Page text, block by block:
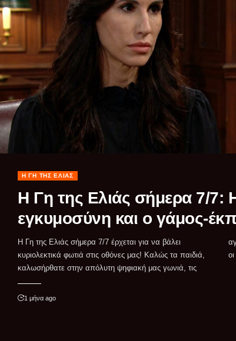
Η ΓΗ ΤΗΣ ΕΛΙΆΣ
Η Γη της Ελιάς σήμερα 7/
εγκυμοσύνη και ο γάμος-
Η Γη της Ελιάς σήμερα 7/7 έρχεται για να βάλει
κυριολεκτικά φωτιά στις οθόνες μας! Καλώς τα παιδιά,
καλωσήρθατε στην απόλυτη ψηφιακή μας γωνιά, τις
αγαπημένες σας Τηλεοπτικές σειρές! Ξέρω πολύ καλά ότι
1 μήνα ago